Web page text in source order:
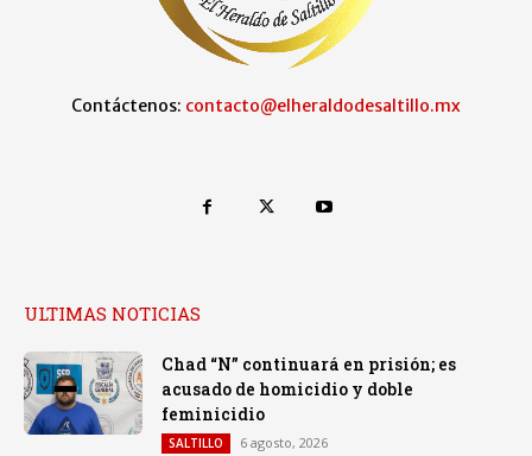
Contáctenos: contacto@elheraldodesaltillo.mx
ULTIMAS NOTICIAS
Chad “N” continuará en prisión; es
acusado de homicidio y doble
feminicidio
SALTILLO 6 agosto, 2026